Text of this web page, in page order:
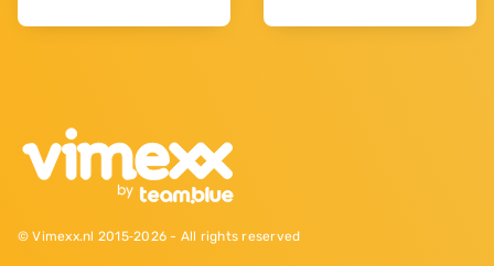
© Vimexx.nl 2015‐2026 - All rights reserved